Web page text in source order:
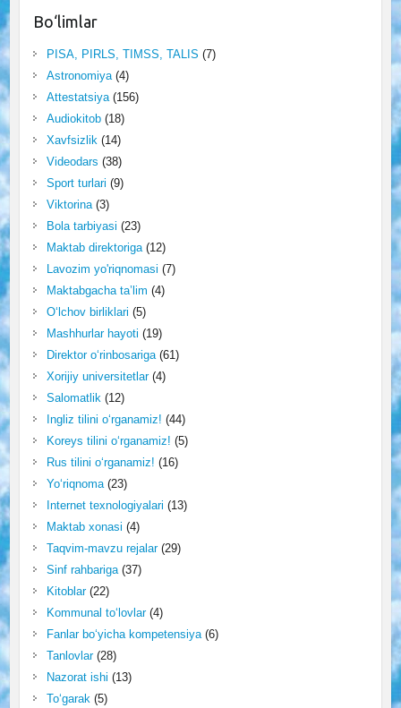
Bo‘limlar
PISA, PIRLS, TIMSS, TALIS (7)
Astronomiya(4)
Attestatsiya(156)
Audiokitob(18)
Xavfsizlik(14)
Videodars (38)
Sport turlari (9)
Viktorina(3)
Bola tarbiyasi (23)
Maktab direktoriga(12)
Lavozim yo'riqnomasi (7)
Maktabgacha ta’lim (4)
O‘lchov birliklari (5)
Mashhurlar hayoti (19)
Direktor o‘rinbosariga(61)
Xorijiy universitetlar(4)
Salomatlik(12)
Ingliz tilini o‘rganamiz! (44)
Koreys tilini o‘rganamiz! (5)
Rus tilini o‘rganamiz! (16)
Yo‘riqnoma(23)
Internet texnologiyalari (13)
Maktab xonasi (4)
Taqvim-mavzu rejalar(29)
Sinf rahbariga(37)
Kitoblar(22)
Kommunal to‘lovlar(4)
Fanlar bo‘yicha kompetensiya(6)
Tanlovlar(28)
Nazorat ishi (13)
To‘garak(5)